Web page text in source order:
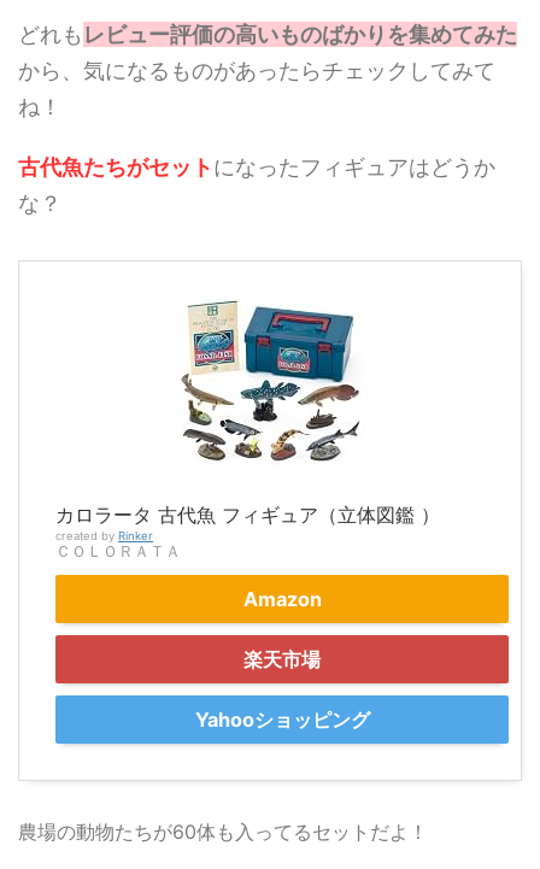
どれも レビュー評価の高いものばかりを集めてみた
から、気になるものがあったらチェックしてみて
ね！
古代魚たちがセットになったフィギュアはどうか
な？
カロラータ 古代魚 フィギュア（立体図鑑 ）
created by Rinker
ＣＯＬＯＲＡＴＡ
Amazon
楽天市場
Yahooショッピング
農場の動物たちが60体も入ってるセットだよ！